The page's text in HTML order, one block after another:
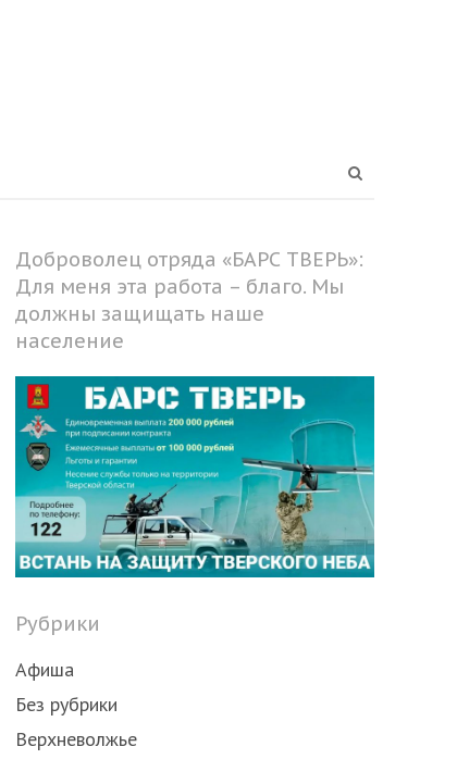
Доброволец отряда «БАРС ТВЕРЬ»:
Для меня эта работа – благо. Мы
должны защищать наше
население
Рубрики
Афиша
Без рубрики
Верхневолжье